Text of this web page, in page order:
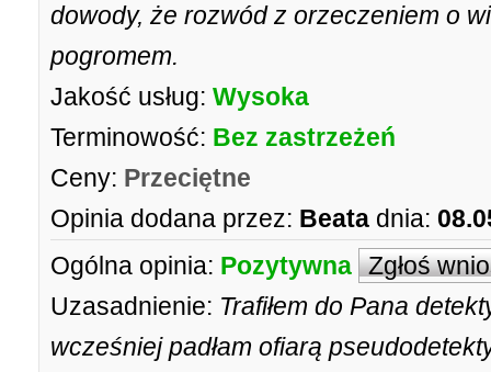
dowody, że rozwód z orzeczeniem o
pogromem.
Jakość usług: Wysoka
Terminowość: Bez zastrzeżeń
Ceny: Przeciętne
Opinia dodana przez: Beata dnia:
Ogólna opinia: Pozytywna Zgłoś
Uzasadnienie: Trafiłem do Pana
wcześniej padłam ofiarą